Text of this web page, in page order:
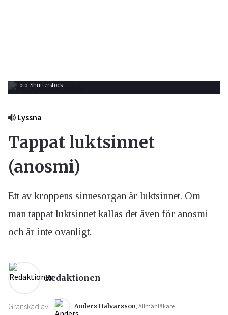
Foto: Shutterstock
Lyssna
Tappat luktsinnet
(anosmi)
Ett av kroppens sinnesorgan är luktsinnet. Om
man tappat luktsinnet kallas det även för anosmi
och är inte ovanligt.
Redaktionen
Granskad av: Anders Halvarsson, Allmänläkare